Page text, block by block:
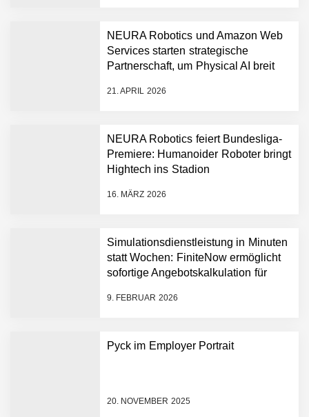
NEURA Robotics und Amazon Web
Services starten strategische
Partnerschaft, um Physical AI breit
21. APRIL 2026
NEURA Robotics feiert Bundesliga-
Premiere: Humanoider Roboter bringt
Hightech ins Stadion
16. MÄRZ 2026
Simulationsdienstleistung in Minuten
statt Wochen: FiniteNow ermöglicht
sofortige Angebotskalkulation für
9. FEBRUAR 2026
Pyck im Employer Portrait
20. NOVEMBER 2025
NEURA Robotics gibt
Rekordfinanzierung von
Dollar bekannt, um den
Plattform zu beschleunigen
Amazon Web Services
starten strategische
AI breit auszurollen
Humanoider Roboter bringt
Hightech ins Stadion
Simulationsdienstleistung in
Minuten statt Wochen:
FiniteNow ermöglicht
Entwicklungsprozesse